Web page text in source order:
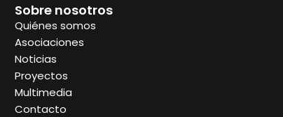
Sobre nosotros
Quiénes somos
Asociaciones
Noticias
Proyectos
Multimedia
Contacto